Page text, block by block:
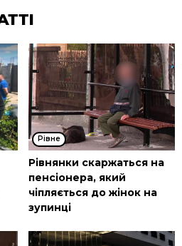
Рівне
Рівнянки скаржаться на
пенсіонера, який
чіпляється до жінок на
зупинці